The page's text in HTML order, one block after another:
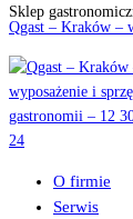
Qgast – Kraków –
O firmie
Serwis
Sklep